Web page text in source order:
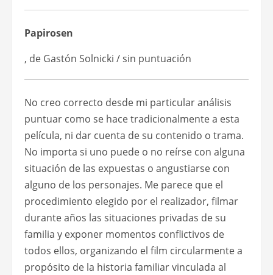
Papirosen
, de Gastón Solnicki / sin puntuación
No creo correcto desde mi particular análisis
puntuar como se hace tradicionalmente a esta
película, ni dar cuenta de su contenido o trama.
No importa si uno puede o no reírse con alguna
situación de las expuestas o angustiarse con
alguno de los personajes. Me parece que el
procedimiento elegido por el realizador, filmar
durante años las situaciones privadas de su
familia y exponer momentos conflictivos de
todos ellos, organizando el film circularmente a
propósito de la historia familiar vinculada al